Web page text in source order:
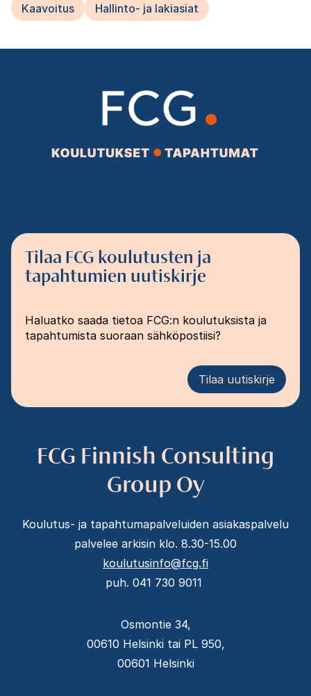
Kaavoitus Hallinto- ja lakiasiat
Tilaa FCG koulutusten ja
tapahtumien uutiskirje
Haluatko saada tietoa FCG:n koulutuksista ja
tapahtumista suoraan sähköpostiisi?
Tilaa uutiskirje
FCG Finnish Consulting
Group Oy
Koulutus- ja tapahtumapalveluiden asiakaspalvelu
palvelee arkisin klo. 8.30-15.00
koulutusinfo@fcg.fi
puh. 041 730 9011
Osmontie 34,
00610 Helsinki tai PL 950,
00601 Helsinki